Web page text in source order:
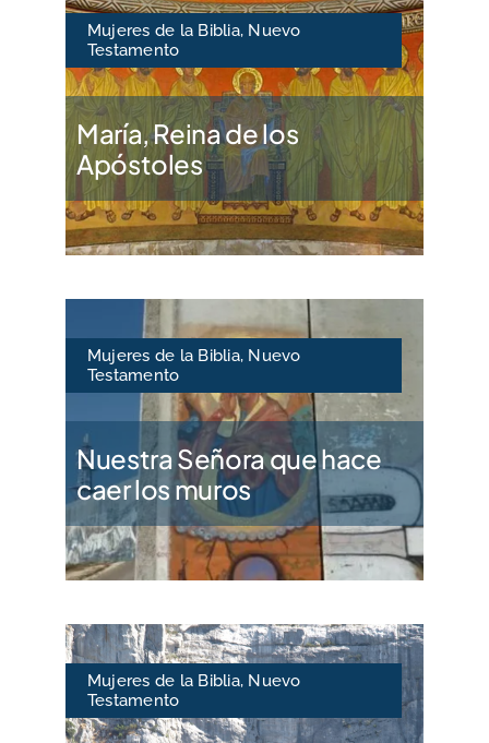
Mujeres de la Biblia, Nuevo
Testamento
María, Reina de los
Apóstoles
Mujeres de la Biblia, Nuevo
Testamento
Nuestra Señora que hace
caer los muros
Mujeres de la Biblia, Nuevo
Testamento